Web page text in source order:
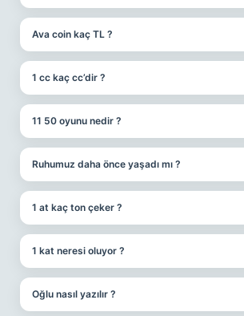
Ava coin kaç TL ?
1 cc kaç cc’dir ?
11 50 oyunu nedir ?
Ruhumuz daha önce yaşadı mı ?
1 at kaç ton çeker ?
1 kat neresi oluyor ?
Oğlu nasıl yazılır ?